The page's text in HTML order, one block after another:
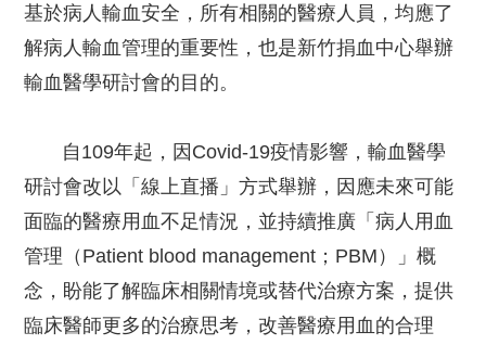
基於病人輸血安全，所有相關的醫療人員，均應了
解病人輸血管理的重要性，也是新竹捐血中心舉辦
輸血醫學研討會的目的。
自109年起，因Covid-19疫情影響，輸血醫學
研討會改以「線上直播」方式舉辦，因應未來可能
面臨的醫療用血不足情況，並持續推廣「病人用血
管理（Patient blood management；PBM）」概
念，盼能了解臨床相關情境或替代治療方案，提供
臨床醫師更多的治療思考，改善醫療用血的合理